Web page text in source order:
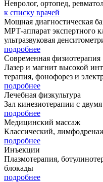
Невролог, ортопед,
к списку врачей
Мощная диагностическая
МРТ-аппарат экспертного
ультразвуковая
подробнее
Современная физиотерапия
Лазер и магнит высокой
терапия, фонофорез и
подробнее
Лечебная физкультура
Зал кинезиотерапии с
подробнее
Медицинский массаж
Классический,
подробнее
Инъекции
Плазмотерапия,
блокады
подробнее